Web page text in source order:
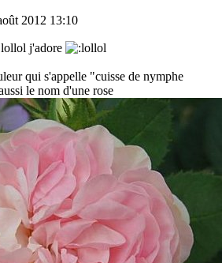
2012 13:10
j'adore
qui s'appelle "cuisse de nymphe
le nom d'une rose